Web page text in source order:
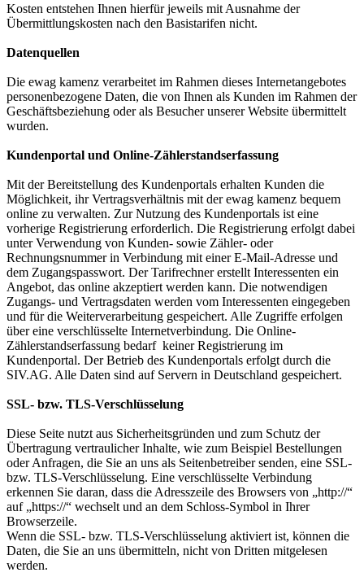
Kosten entstehen Ihnen hierfür jeweils mit Ausnahme der
Übermittlungskosten nach den Basistarifen nicht.
Datenquellen
Die ewag kamenz verarbeitet im Rahmen dieses Internetangebotes
personenbezogene Daten, die von Ihnen als Kunden im Rahmen der
Geschäftsbeziehung oder als Besucher unserer Website übermittelt
wurden.
Kundenportal und Online-Zählerstandserfassung
Mit der Bereitstellung des Kundenportals erhalten Kunden die
Möglichkeit, ihr Vertragsverhältnis mit der ewag kamenz bequem
online zu verwalten. Zur Nutzung des Kundenportals ist eine
vorherige Registrierung erforderlich. Die Registrierung erfolgt dabei
unter Verwendung von Kunden- sowie Zähler- oder
Rechnungsnummer in Verbindung mit einer E-Mail-Adresse und
dem Zugangspasswort. Der Tarifrechner erstellt Interessenten ein
Angebot, das online akzeptiert werden kann. Die notwendigen
Zugangs- und Vertragsdaten werden vom Interessenten eingegeben
und für die Weiterverarbeitung gespeichert. Alle Zugriffe erfolgen
über eine verschlüsselte Internetverbindung. Die Online-
Zählerstandserfassung bedarf keiner Registrierung im
Kundenportal. Der Betrieb des Kundenportals erfolgt durch die
SIV.AG. Alle Daten sind auf Servern in Deutschland gespeichert.
SSL- bzw. TLS-Verschlüsselung
Diese Seite nutzt aus Sicherheitsgründen und zum Schutz der
Übertragung vertraulicher Inhalte, wie zum Beispiel Bestellungen
oder Anfragen, die Sie an uns als Seitenbetreiber senden, eine SSL-
bzw. TLS-Verschlüsselung. Eine verschlüsselte Verbindung
erkennen Sie daran, dass die Adresszeile des Browsers von „http://“
auf „https://“ wechselt und an dem Schloss-Symbol in Ihrer
Browserzeile.
Wenn die SSL- bzw. TLS-Verschlüsselung aktiviert ist, können die
Daten, die Sie an uns übermitteln, nicht von Dritten mitgelesen
werden.